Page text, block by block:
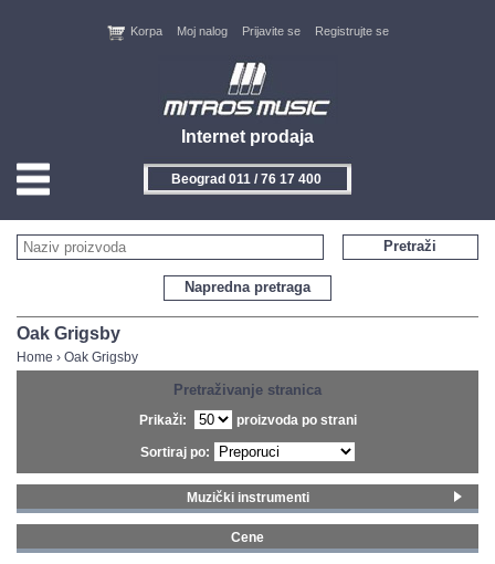
Internet prodaja
Korpa Moj nalog Prijavite se Registrujte se
Beograd 011 / 76 17 400
HOME
KONTAKT
NOVITETI
FEEDBACK
GALERIJA
Napredna pretraga
Pretraži
Oak Grigsby
Home › Oak Grigsby
Pretraživanje stranica
Prikaži: proizvoda po strani
Sortiraj po:
Muzički instrumenti
Gitare i bas gitare (1)
Cene